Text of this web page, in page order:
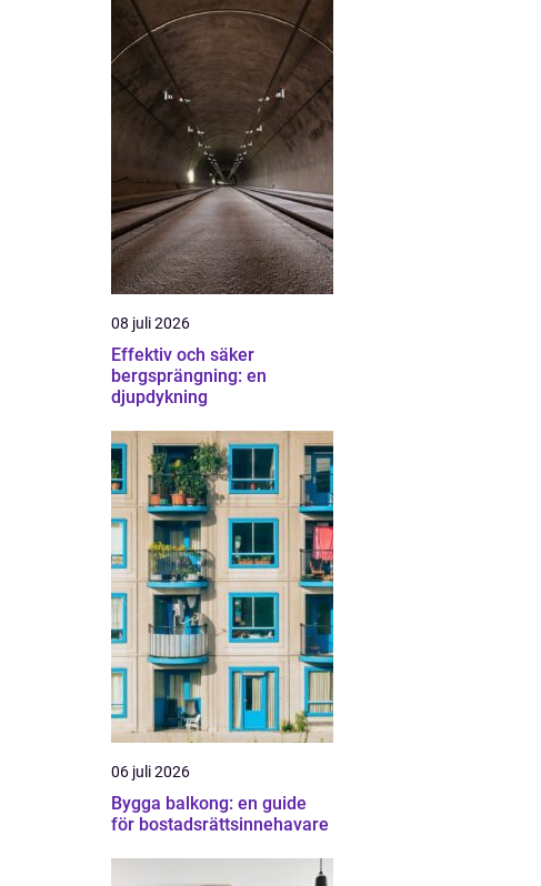
08 juli 2026
Effektiv och säker
bergsprängning: en
djupdykning
06 juli 2026
Bygga balkong: en guide
för bostadsrättsinnehavare